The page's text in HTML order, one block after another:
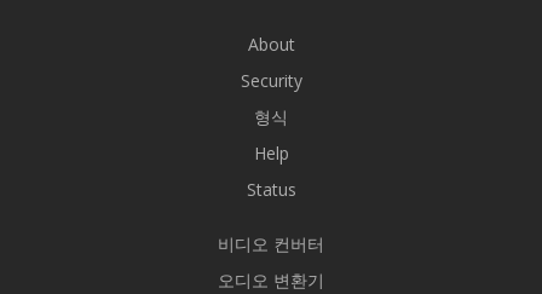
About
Security
형식
Help
Status
비디오 컨버터
오디오 변환기